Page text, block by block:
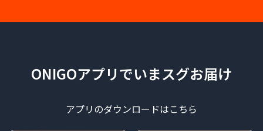
ONIGOアプリでいまスグお届け
アプリのダウンロードはこちら